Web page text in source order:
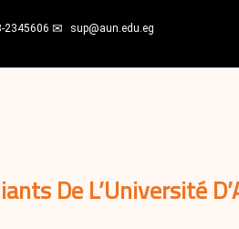
2345606 sup@aun.edu.eg
De L’Université